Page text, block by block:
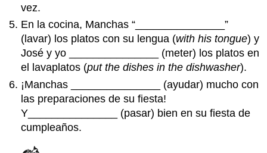
vez.
En la cocina, Manchas “_______________”
(lavar) los platos con su lengua (with his tongue) y
José y yo _______________ (meter) los platos en
el lavaplatos (put the dishes in the dishwasher).
¡Manchas _______________ (ayudar) mucho con
las preparaciones de su fiesta!
Y_______________ (pasar) bien en su fiesta de
cumpleaños.